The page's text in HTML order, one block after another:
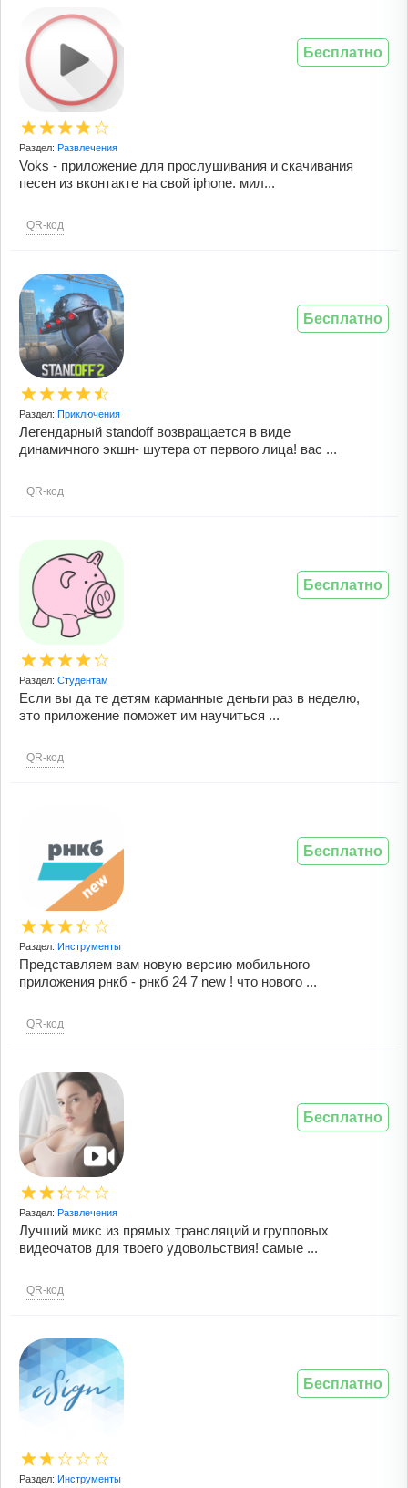
Раздел: Развлечения
Voks - приложение для прослушивания и скачивания
песен из вконтакте на свой iphone. мил...
QR-код
Бесплатно
Раздел: Приключения
Легендарный standoff возвращается в виде
динамичного экшн- шутера от первого лица! вас ...
QR-код
Бесплатно
Раздел: Студентам
Если вы да те детям карманные деньги раз в неделю,
это приложение поможет им научиться ...
QR-код
Бесплатно
Раздел: Инструменты
Представляем вам новую версию мобильного
приложения рнкб - рнкб 24 7 new ! что нового ...
QR-код
Бесплатно
Раздел: Развлечения
Лучший микс из прямых трансляций и групповых
видеочатов для твоего удовольствия! самые ...
QR-код
Бесплатно
Раздел: Инструменты
Бесплатно